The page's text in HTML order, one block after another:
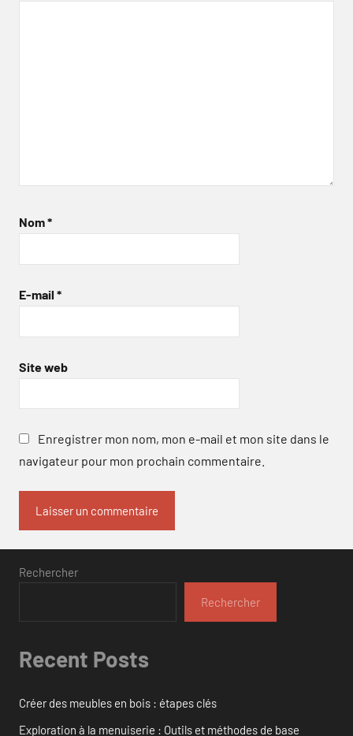
Nom*
E-mail *
Site web
Enregistrer mon nom, mon e-mail et mon site dans le
navigateur pour mon prochain commentaire.
Rechercher
Rechercher
Recent Posts
Créer des meubles en bois : étapes clés
Exploration à la menuiserie : Outils et méthodes de base